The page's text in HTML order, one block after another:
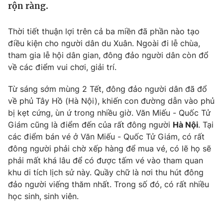
Tin tức
Thế giới đó đây
Kinh tế
Tài chính
Thị trường
Góc doanh nghiệp
Dữ liệu và đời sống
Truyền hình
Phim VTV
Hậu trường
Nhân vật
Khán giả
Giải sao mai
Giải trí
Điện ảnh
Âm nhạc
Sao
Đời sống
Du lịch
Làm đẹp
Giáo dục
rộn ràng.
Thời tiết thuận lợi trên cả ba miền đã phần nào tạo
điều kiện cho người dân du Xuân. Ngoài đi lễ chùa,
tham gia lễ hội dân gian, đông đảo người dân còn đổ
về các điểm vui chơi, giải trí.
Từ sáng sớm mùng 2 Tết, đông đảo người dân đã đổ
về phủ Tây Hồ (Hà Nội), khiến con đường dẫn vào phủ
bị kẹt cứng, ùn ứ trong nhiều giờ. Văn Miếu - Quốc Tử
Giám cũng là điểm đến của rất đông người Hà Nội. Tại
các điểm bán vé ở Văn Miếu - Quốc Tử Giám, có rất
đông người phải chờ xếp hàng để mua vé, có lẽ họ sẽ
phải mất khá lâu để có được tấm vé vào tham quan
khu di tích lịch sử này. Quầy chữ là nơi thu hút đông
đảo người viếng thăm nhất. Trong số đó, có rất nhiều
học sinh, sinh viên.